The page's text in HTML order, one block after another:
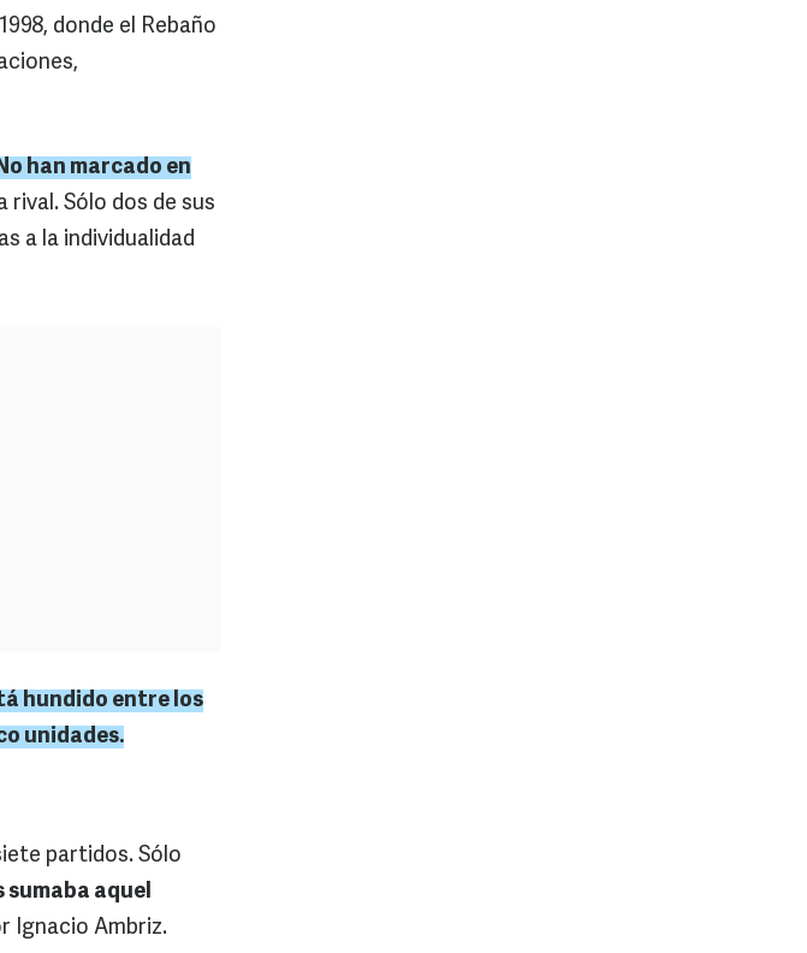
donde el Rebaño
han marcado en
rival. Sólo dos de sus
a la individualidad
hundido entre los
unidades.
partidos. Sólo
sumaba aquel
Ignacio Ambriz.